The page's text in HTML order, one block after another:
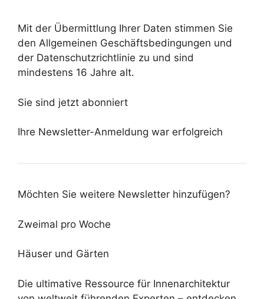
Mit der Übermittlung Ihrer Daten stimmen Sie
den Allgemeinen Geschäftsbedingungen und
der Datenschutzrichtlinie zu und sind
mindestens 16 Jahre alt.
Sie sind jetzt abonniert
Ihre Newsletter-Anmeldung war erfolgreich
Möchten Sie weitere Newsletter hinzufügen?
Zweimal pro Woche
Häuser und Gärten
Die ultimative Ressource für Innenarchitektur